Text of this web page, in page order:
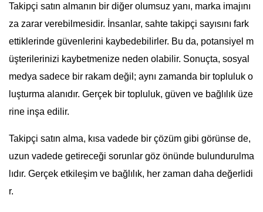
Takipçi satın almanın bir diğer olumsuz yanı, marka imajını
za zarar verebilmesidir. İnsanlar, sahte takipçi sayısını fark
ettiklerinde güvenlerini kaybedebilirler. Bu da, potansiyel m
üşterilerinizi kaybetmenize neden olabilir. Sonuçta, sosyal
medya sadece bir rakam değil; aynı zamanda bir topluluk o
luşturma alanıdır. Gerçek bir topluluk, güven ve bağlılık üze
rine inşa edilir.
Takipçi satın alma, kısa vadede bir çözüm gibi görünse de,
uzun vadede getireceği sorunlar göz önünde bulundurulma
lıdır. Gerçek etkileşim ve bağlılık, her zaman daha değerlidi
r.